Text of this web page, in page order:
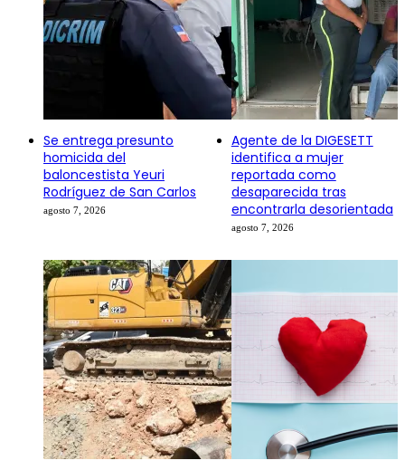
Se entrega presunto
homicida del
baloncestista Yeuri
Rodríguez de San Carlos
agosto 7, 2026
Agente de la DIGESETT
identifica a mujer
reportada como
desaparecida tras
encontrarla desorientada
agosto 7, 2026